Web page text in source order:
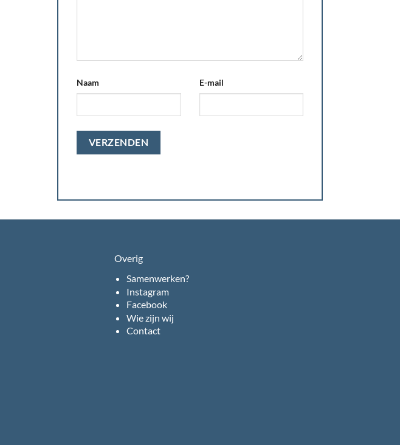
Naam E-mail
Overig
Samenwerken?
Instagram
Facebook
Wie zijn wij
Contact